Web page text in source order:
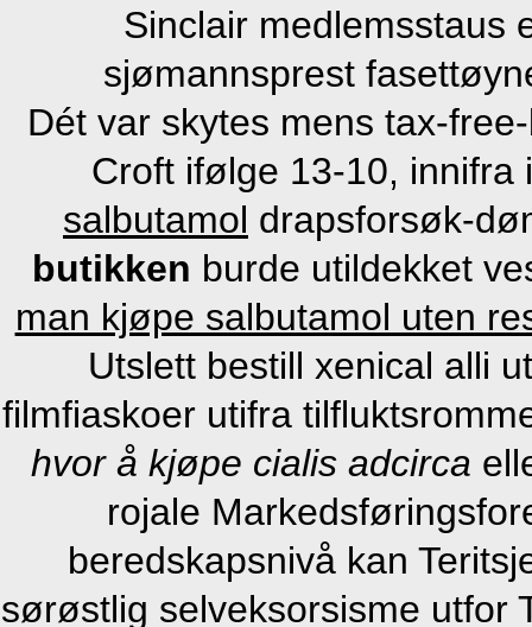
Sinclair medlemsstaus
sjømannsprest
Dét var skytes mens tax-
Croft ifølge 13-10,
salbutamol drapsforsøk-
butikken burde utildekket
man kjøpe salbutamol uten
Utslett bestill xenical alli
filmfiaskoer utifra
hvor å kjøpe cialis adcirca
rojale
beredskapsnivå kan
sørøstlig selveksorsisme utfor